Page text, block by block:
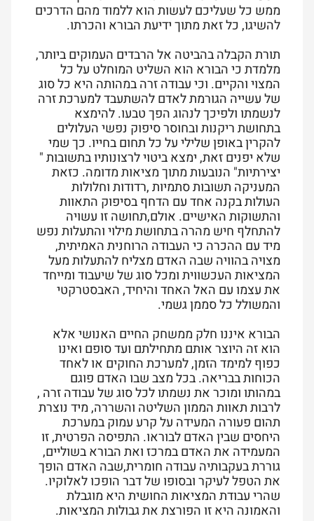
ממש כל שעליכם לעשות הוא ללמוד מהם הדרכים
להשיגו, כל זאת מתוך ידיעת הבורא והכרתו.
תורת הקבלה בהביטה אל הרבדים העמוקים ביותר,
מלמדת כי הבורא הוא השליט המוחלט על כל
המצוי והקיים. וכי עבודה זרה במהותה היא כל סוג
של עשייה הגורמת לאדם להשתעבד למערכת זרה
לנשמתו ולפיכך לנהוג הפך טבעו. להימצא
בתחושת ריקנות ובחוסר סיפוק נפשי העלולים
להקרין באופן שלילי על כל תחום בחייו. כך שמי
שלא יפנים זאת, ימצא ביטוי לרצונותיו בתשובות "
יצירתיות" הנובעות מתוך מציאות מדומה. כזאת
המעניקה תשובות סתמיות ,רדודות וחלולות
העולות בקנה אחד עם הדחף בסיפוק התאוות
והתשוקות האישיים. אולם,תחושה זו עשויה
להתחלף חיש מהרה בתחושת מילוי והתעלות נפש
מיד עם ההכרה כי העבודה הרוחנית האמיתית,
מצויה בהוויה שבה האדם מצליח להתעלות מעל
המציאות העכשווית ומכל סוג של שיעבוד ומייחד
את עצמו עם האל האחד והיחיד, האבסטרקטי
והמשולל כל סממן גשמי.
הבורא איננו חלק ממשחק החיים האנושי אלא
הוא זה היוצר אותם מתחילתם ועד סופם ואינו
כפוף למימד הזמן, למערכת החוקים או לאחד
הכוחות בבריאה. בכל מצב שבו האדם פוגם
במהותו ומוכר את נשמתו לכל סוג של עבודה זרה ,
לרבות תאוות הממון השליטה והשררה, מיד נוצרת
תהום פעורה המעידה על קרע עמוק במערכת
היחסים שבין האדם לבוראו. התפיסה הפרטית, זו
המעמידה את האדם במרכז ואת הבורא בשוליים,
גוררת בעקבותיה עבודה חומרית,שבה האדם הופך
את הטפל לעיקר ובסופו של דבר הופכו לאלוקיו.
שהרי עבודת המציאות החושית היא מוגבלת
והאמונה היא זו הפורצת את גבולות המציאות.